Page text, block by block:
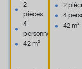
char
me
Art
Déco
2
pièces
4
personnes
42 m²
nt de 42
m2,
2
4
42 m²